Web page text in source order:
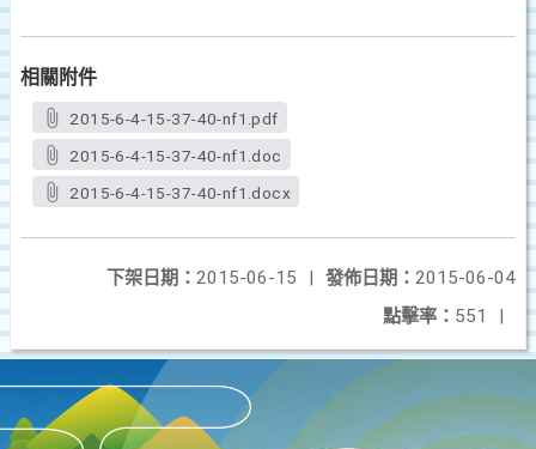
相關附件
2015-6-4-15-37-40-nf1.pdf
2015-6-4-15-37-40-nf1.doc
2015-6-4-15-37-40-nf1.docx
發佈日期： 2015-06-04
下架日期： 2015-06-15
|
點擊率： 551 |